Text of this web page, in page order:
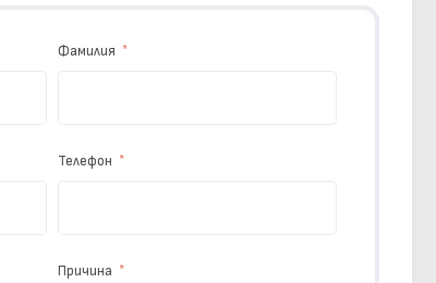
Фамилия
Телефон
Причина